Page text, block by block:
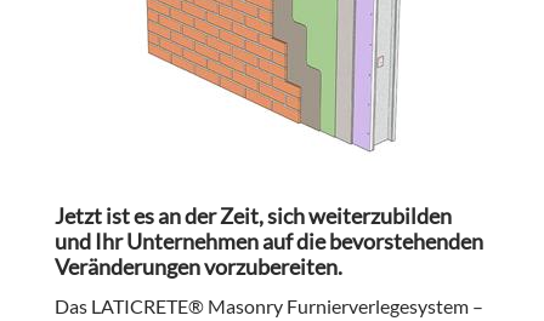
Jetzt ist es an der Zeit, sich weiterzubilden
und Ihr Unternehmen auf die bevorstehenden
Veränderungen vorzubereiten.
Das LATICRETE® Masonry Furnierverlegesystem –